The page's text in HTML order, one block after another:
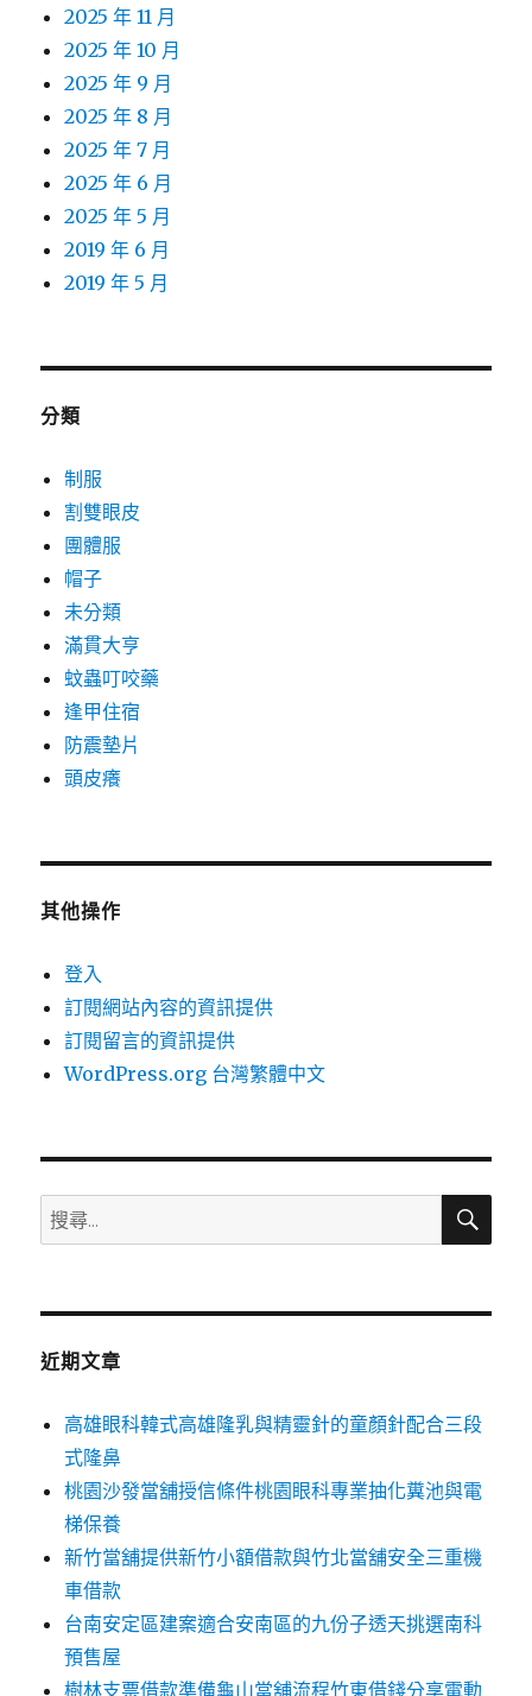
2025 年 11 月
2025 年 10 月
2025 年 9 月
2025 年 8 月
2025 年 7 月
2025 年 6 月
2025 年 5 月
2019 年 6 月
2019 年 5 月
分類
制服
割雙眼皮
團體服
帽子
未分類
滿貫大亨
蚊蟲叮咬藥
逢甲住宿
防震墊片
頭皮癢
其他操作
登入
訂閱網站內容的資訊提供
訂閱留言的資訊提供
WordPress.org 台灣繁體中文
搜
尋
鍵
搜
近期文章
高雄眼科韓式高雄隆乳與精靈針的童顏針配合三段
式隆鼻
桃園沙發當舖授信條件桃園眼科專業抽化糞池與電
梯保養
新竹當舖提供新竹小額借款與竹北當舖安全三重機
車借款
台南安定區建案適合安南區的九份子透天挑選南科
預售屋
樹林支票借款準備龜山當舖流程竹東借錢分享電動